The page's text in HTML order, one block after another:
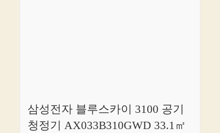
삼성전자 블루스카이 3100 공기
청정기 AX033B310GWD 33.1㎡